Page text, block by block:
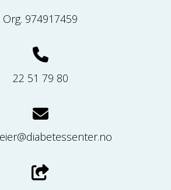
Org. 974917459
22 51 79 80